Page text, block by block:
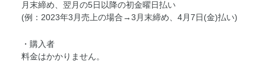
月末締め、翌月の5日以降の初金曜日払い
(例：2023年3月売上の場合→3月末締め、4月7日(金)払い)
・購入者
料金はかかりません。